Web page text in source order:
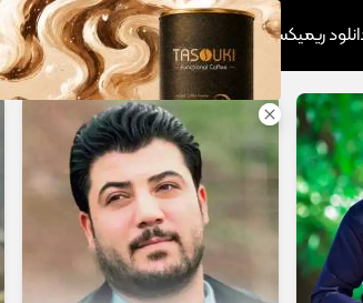
ریمیکسآهنگ پرطرفدار دانلود مداحیتماس با ما